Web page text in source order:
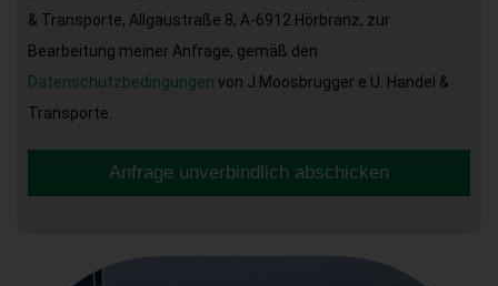
& Transporte, Allgäustraße 8, A-6912 Hörbranz, zur
Bearbeitung meiner Anfrage, gemäß den
Datenschutzbedingungen von J.Moosbrugger e.U. Handel &
Transporte.
Anfrage unverbindlich abschicken